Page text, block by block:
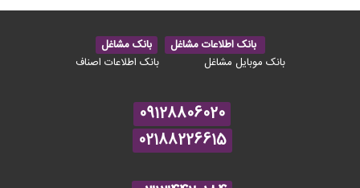
بانک اطلاعات مشاغل
بانک مشاغل
بانک موبایل مشاغل
بانک اطلاعات اصناف
09128806020
02188226615